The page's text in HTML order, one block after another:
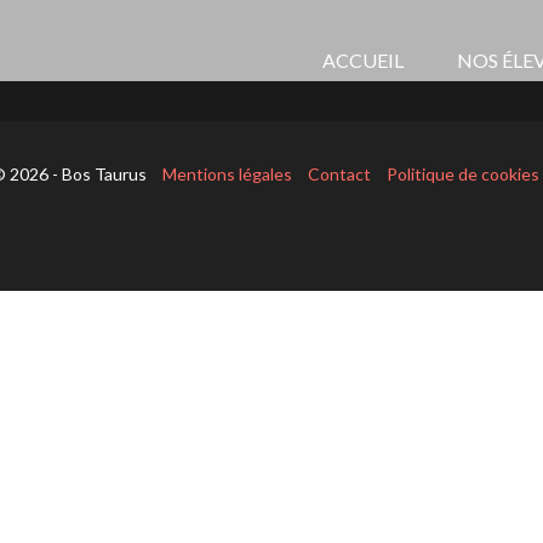
ACCUEIL NOS
2026 - Bos Taurus Mentions légales Contact Politique de cookies